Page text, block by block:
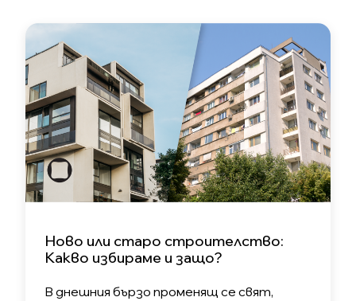
Ново или старо строителство:
Какво избираме и защо?
В днешния бързо променящ се свят,